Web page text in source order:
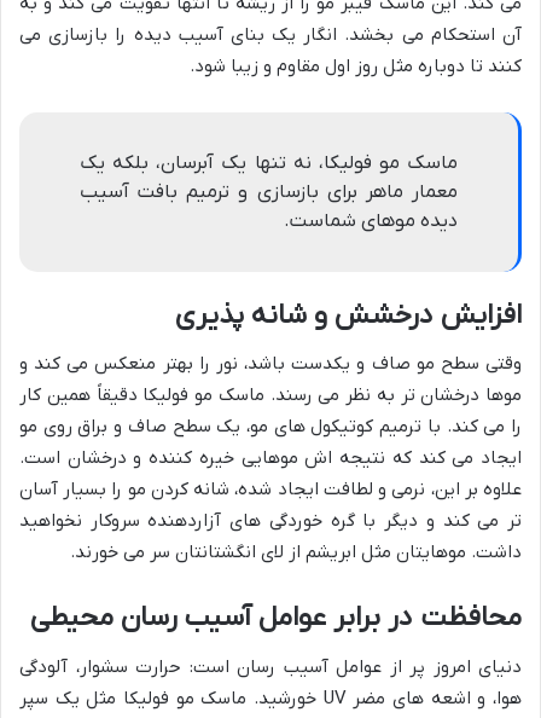
آن استحکام می بخشد. انگار یک بنای آسیب دیده را بازسازی می
کنند تا دوباره مثل روز اول مقاوم و زیبا شود.
ماسک مو فولیکا، نه تنها یک آبرسان، بلکه یک
معمار ماهر برای بازسازی و ترمیم بافت آسیب
دیده موهای شماست.
افزایش درخشش و شانه پذیری
وقتی سطح مو صاف و یکدست باشد، نور را بهتر منعکس می کند و
موها درخشان تر به نظر می رسند. ماسک مو فولیکا دقیقاً همین کار
را می کند. با ترمیم کوتیکول های مو، یک سطح صاف و براق روی مو
ایجاد می کند که نتیجه اش موهایی خیره کننده و درخشان است.
علاوه بر این، نرمی و لطافت ایجاد شده، شانه کردن مو را بسیار آسان
تر می کند و دیگر با گره خوردگی های آزاردهنده سروکار نخواهید
داشت. موهایتان مثل ابریشم از لای انگشتانتان سر می خورند.
محافظت در برابر عوامل آسیب رسان محیطی
دنیای امروز پر از عوامل آسیب رسان است: حرارت سشوار، آلودگی
هوا، و اشعه های مضر UV خورشید. ماسک مو فولیکا مثل یک سپر